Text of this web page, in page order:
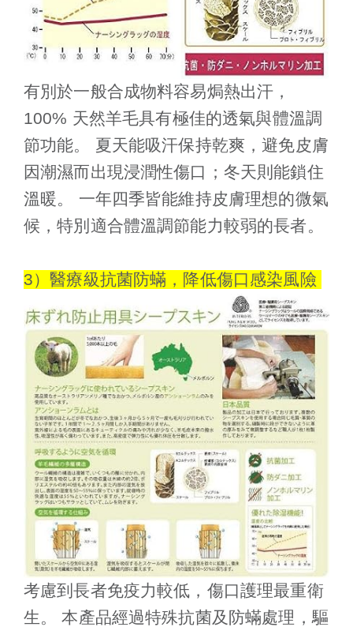
有別於一般合成物料容易焗熱出汗，
100% 天然羊毛具有極佳的透氣與體溫調
節功能。 夏天能吸汗保持乾爽，避免皮膚
因潮濕而出現浸潤性傷口；冬天則能鎖住
溫暖。 一年四季皆能維持皮膚理想的微氣
候，特別適合體溫調節能力較弱的長者。
3）醫療級抗菌防蟎，降低傷口感染風險
考慮到長者免疫力較低，傷口護理最重衛
生。 本產品經過特殊抗菌及防蟎處理，驅